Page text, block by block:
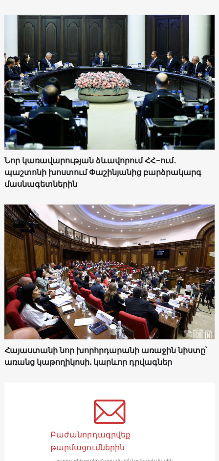
Նոր կառավարության ձևավորում ՀՀ-ում․
պաշտոնի խոստում Փաշինյանից բարձրակարգ
մասնագետներին
Հայաստանի նոր խորհրդարանի առաջին նիստը՝
առանց կաթողիկոսի. կարևոր դրվագներ
Բաժանորդագրվեք
թարմացումներին